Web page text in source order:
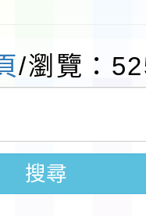
傳播委員
）演習－
畫」
知識線上
度第1學
課鐘點教
115學年
/瀏覽：
搜尋